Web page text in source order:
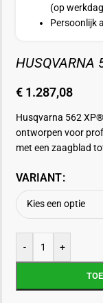
(op
Persoonlijk
€ 1.287,08
Husqvarna 562
ontworpen voor
met een zaagblad
VARIANT
- +